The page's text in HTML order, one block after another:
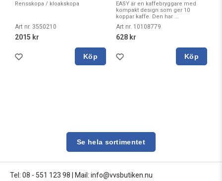
Rensskopa / kloakskopa
Art nr. 3550210
2015 kr
Köp
EASY är en kaffebryggare med
kompakt design som ger 10
koppar kaffe. Den har ...
Art nr. 10108779
628 kr
Köp
Se hela sortimentet
Tel: 08 - 551 123 98 Mail: info@vvsbutiken.nu